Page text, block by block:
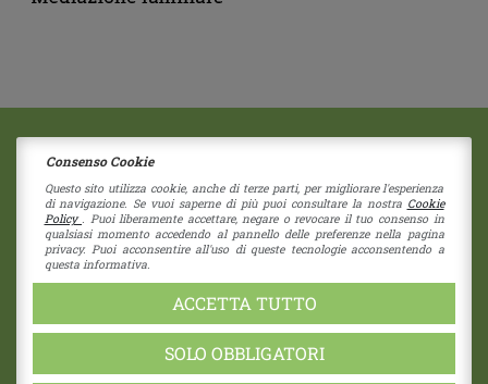
2018 © Copyright - Centro Sociale Papa Giovanni XXIII
Via G. Bruno 11|41058 Vignola(Modena)
Società Coperativa - Nr Iscrizione C122937
RE - 274192 - Cap. Sociale 1.550 i.v.
CF 80039730355 - P.I. 01838960357
pec:cspapagiovannixxiii@pec.unioncoop.re.it
Privacy Policy| Cookies Policy
Consenso Cookie
Questo sito utilizza cookie, anche di terze parti, per migliorare l'esperienza
di navigazione. Se vuoi saperne di più puoi consultare la nostra Cookie
Policy
. Puoi liberamente accettare, negare o revocare il tuo consenso in
qualsiasi momento accedendo al pannello delle preferenze nella pagina
privacy. Puoi acconsentire all'uso di queste tecnologie acconsentendo a
questa informativa.
ACCETTA TUTTO
SOLO OBBLIGATORI